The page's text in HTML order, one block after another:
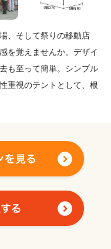
、そして祭りの移動店
を覚えませんか。デザイ
も至って簡単。シンプル
重視のテントとして、根